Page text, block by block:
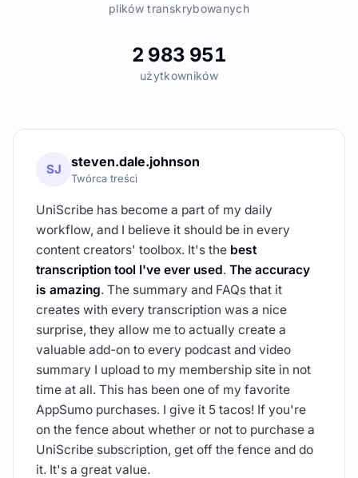
plików transkrybowanych
2 983 951
użytkowników
SJ steven.dale.johnson
Twórca treści
UniScribe has become a part of my daily
workflow, and I believe it should be in every
content creators' toolbox. It's the best
transcription tool I've ever used. The accuracy
is amazing. The summary and FAQs that it
creates with every transcription was a nice
surprise, they allow me to actually create a
valuable add-on to every podcast and video
summary I upload to my membership site in not
time at all. This has been one of my favorite
AppSumo purchases. I give it 5 tacos! If you're
on the fence about whether or not to purchase a
UniScribe subscription, get off the fence and do
it. It's a great value.